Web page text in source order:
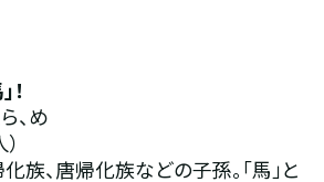
、め
族、唐帰化族などの子孫。「馬」と